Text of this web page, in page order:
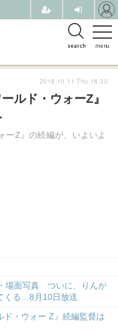
menu
search
ルド・ウォーZ』
ーZ』の続編が、いよいよ
場面写真 ついに、りんが
くる…8月10日放送
ド・ウォー Z』続編監督は
2018.10.11 Thu 16:30